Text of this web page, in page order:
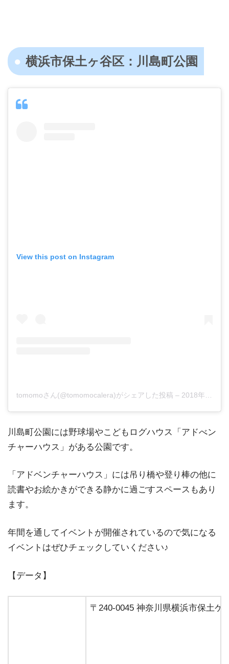
横浜市保土ヶ谷区：川島町公園
View this post on Instagram
tomomoさん(@tomomocalera)がシェアした投稿 – 2018年 8月月3日午前2時36分PDT
川島町公園には野球場やこどもログハウス「アドべン
チャーハウス」がある公園です。
「アドベンチャーハウス」には吊り橋や登り棒の他に
読書やお絵かきができる静かに過ごすスペースもあり
ます。
年間を通してイベントが開催されているので気になる
イベントはぜひチェックしていください♪
【データ】
〒240-0045 神奈川県横浜市保土ケ